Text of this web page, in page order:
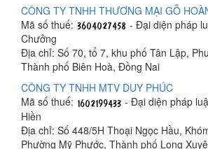
CÔNG TY TNHH THƯƠNG MẠI GỖ
Mã số thuế:
- Đại diện pháp
Chưởng
Địa chỉ: Số 70, tổ 7, khu phố Tân Lập,
Thành phố Biên Hoà, Đồng Nai
CÔNG TY TNHH MTV DUY PHÚC
Mã số thuế:
- Đại diện pháp
Hiền
Địa chỉ: Số 448/5H Thoại Ngọc Hầu,
Phường Mỹ Phước, Thành phố Long